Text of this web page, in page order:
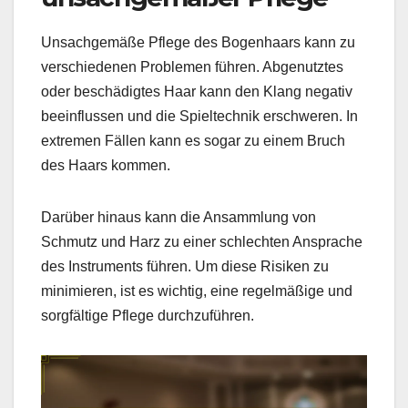
Unsachgemäße Pflege des Bogenhaars kann zu
verschiedenen Problemen führen. Abgenutztes
oder beschädigtes Haar kann den Klang negativ
beeinflussen und die Spieltechnik erschweren. In
extremen Fällen kann es sogar zu einem Bruch
des Haars kommen.
Darüber hinaus kann die Ansammlung von
Schmutz und Harz zu einer schlechten Ansprache
des Instruments führen. Um diese Risiken zu
minimieren, ist es wichtig, eine regelmäßige und
sorgfältige Pflege durchzuführen.